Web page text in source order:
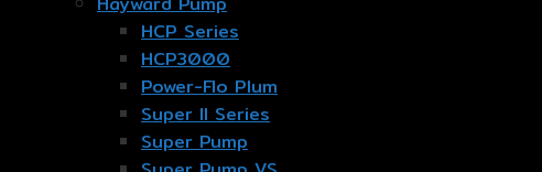
HCP Series
HCP3000
Power-Flo Plum
Super II Series
Super Pump